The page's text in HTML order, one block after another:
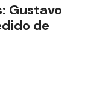
Gustavo
de